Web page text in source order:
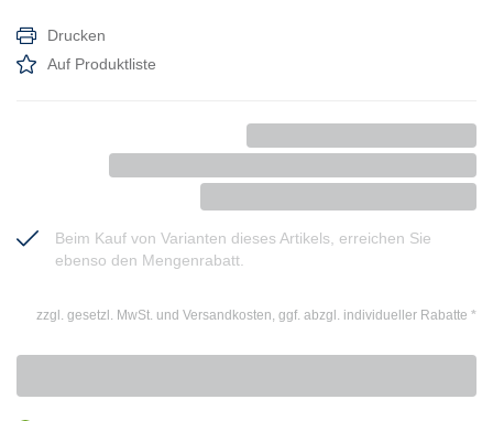
Beim Kauf von Varianten dieses Artikels, erreichen Sie
ebenso den Mengenrabatt.
Drucken
Auf Produktliste
zzgl. gesetzl. MwSt. und Versandkosten, ggf. abzgl. individueller Rabatte *